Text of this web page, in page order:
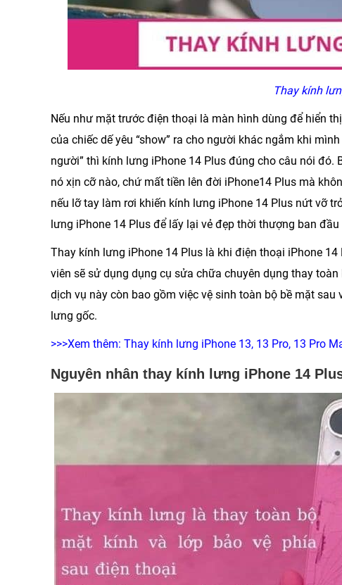
Thay kính
Nếu như mặt trước điện thoại là màn hình dùng để hiển
của chiếc dế yêu “show” ra cho người khác ngắm khi
người” thì kính lưng iPhone 14 Plus đúng cho câu nói
nó xịn cỡ nào, chứ mất tiền lên đời iPhone14 Plus mà
nếu lỡ tay làm rơi khiến kính lưng iPhone 14 Plus nứt vỡ
lưng iPhone 14 Plus để lấy lại vẻ đẹp thời thượng ban
Thay kính lưng iPhone 14 Plus là khi điện thoại iPhone
viên sẽ sử dụng dụng cụ sửa chữa chuyên dụng thay
dịch vụ này còn bao gồm việc vệ sinh toàn bộ bề mặt
lưng gốc.
>>>Xem thêm: Thay kính lưng iPhone 13, 13 Pro, 13 Pro
Nguyên nhân thay kính lưng iPhone 14